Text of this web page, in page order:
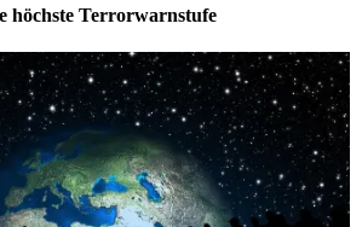
höchste Terrorwarnstufe